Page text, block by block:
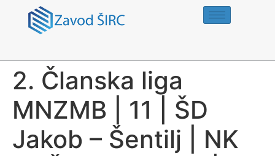
2. Članska liga
MNZMB | 11 | ŠD
Jakob – Šentilj | NK